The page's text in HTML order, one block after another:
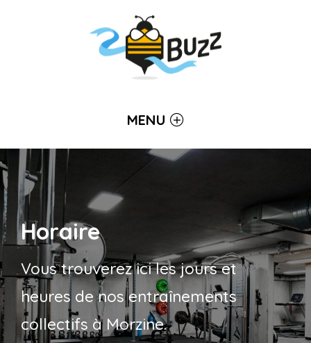
MENU
Horaire
Vous trouverez ici les jours et
heures de nos entraînements
collectifs à Morzine.